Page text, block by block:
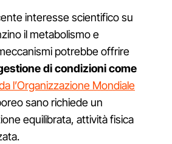
interesse scientifico su
il metabolismo e
potrebbe offrire
di condizioni come
l’Organizzazione Mondiale
sano richiede un
equilibrata, attività fisica